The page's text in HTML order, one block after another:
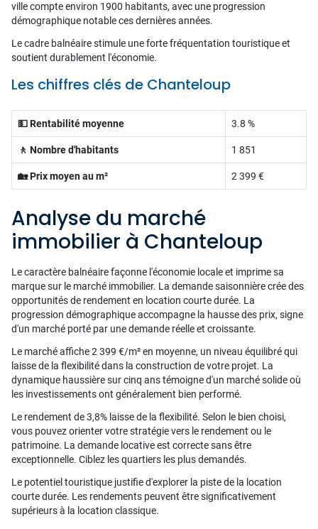
ville compte environ 1900 habitants, avec une progression
démographique notable ces dernières années.
Le cadre balnéaire stimule une forte fréquentation touristique et
soutient durablement l'économie.
Les chiffres clés de Chanteloup
💵 Rentabilité moyenne 3.8 %
🚶 Nombre d'habitants 1 851
🏡 Prix moyen au m² 2 399 €
Analyse du marché
immobilier à Chanteloup
Le caractère balnéaire façonne l'économie locale et imprime sa
marque sur le marché immobilier. La demande saisonnière crée des
opportunités de rendement en location courte durée. La
progression démographique accompagne la hausse des prix, signe
d'un marché porté par une demande réelle et croissante.
Le marché affiche 2 399 €/m² en moyenne, un niveau équilibré qui
laisse de la flexibilité dans la construction de votre projet. La
dynamique haussière sur cinq ans témoigne d'un marché solide où
les investissements ont généralement bien performé.
Le rendement de 3,8% laisse de la flexibilité. Selon le bien choisi,
vous pouvez orienter votre stratégie vers le rendement ou le
patrimoine. La demande locative est correcte sans être
exceptionnelle. Ciblez les quartiers les plus demandés.
Le potentiel touristique justifie d'explorer la piste de la location
courte durée. Les rendements peuvent être significativement
supérieurs à la location classique.